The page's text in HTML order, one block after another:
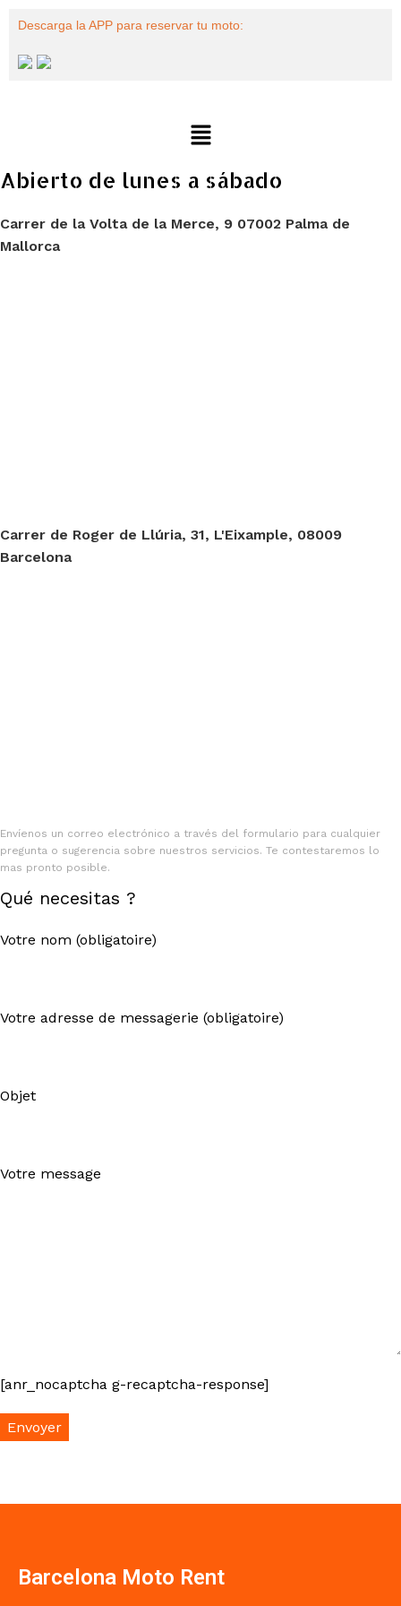
Descarga la APP para reservar tu moto:
Abierto de lunes a sábado
Carrer de la Volta de la Merce, 9 07002 Palma de
Mallorca
Carrer de Roger de Llúria, 31, L'Eixample, 08009
Barcelona
Envíenos un correo electrónico a través del formulario para cualquier
pregunta o sugerencia sobre nuestros servicios. Te contestaremos lo
mas pronto posible.
Qué necesitas ?
Votre nom (obligatoire)
Votre adresse de messagerie (obligatoire)
Objet
Votre message
[anr_nocaptcha g-recaptcha-response]
Barcelona Moto Rent